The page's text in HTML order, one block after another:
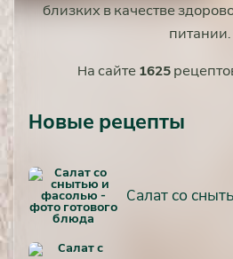
близких в качестве
питании.
На сайте 1625
Новые рецепты
Салат со